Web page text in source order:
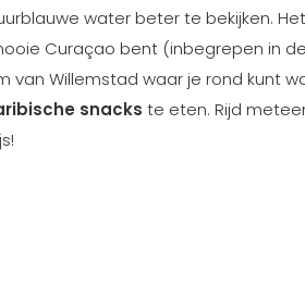
water beter te bekijken.
Curaçao bent (inbegrepen in
Willemstad waar je rond kunt
snacks te eten. Rijd